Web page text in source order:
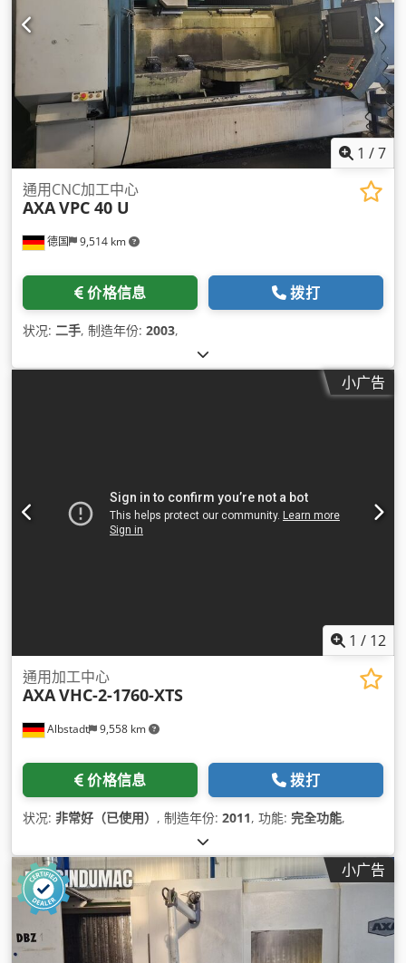
1 /7
德国 9,514 km
通用CNC加工中心
AXAVPC 40 U
价格信息 拨打
状况: 二手, 制造年份: 2003,
小广告
1 / 12
Albstadt 9,558 km
通用加工中心
AXAVHC-2-1760-XTS
价格信息 拨打
状况: 非常好（已使用） , 制造年份: 2011, 功能: 完全功能,
小广告